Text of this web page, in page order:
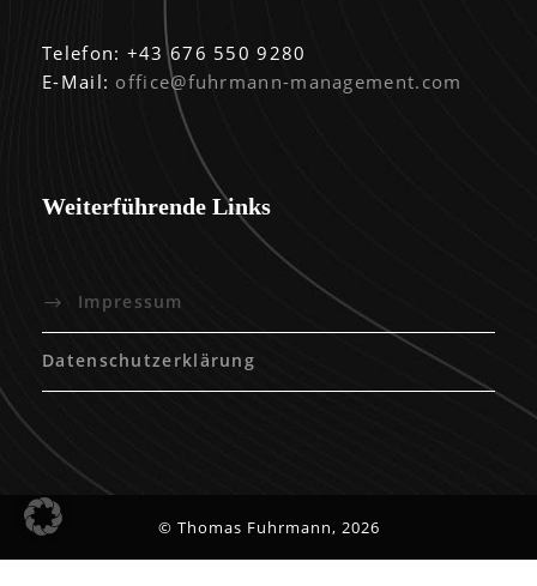
Telefon: +43 676 550 9280
E-Mail: office@fuhrmann-management.com
Weiterführende Links
Impressum
Datenschutzerklärung
© Thomas Fuhrmann, 2026